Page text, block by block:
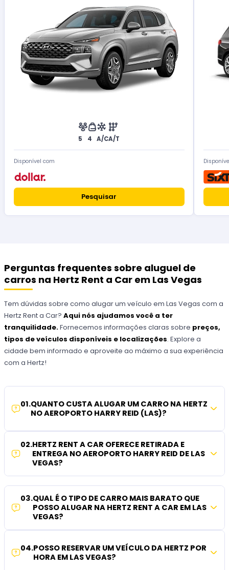
5 4 A/CA/T
Disponível com
Pesquisar
Perguntas frequentes sobre aluguel de
carros na Hertz Rent a Car em Las Vegas
Tem dúvidas sobre como alugar um veículo em Las Vegas com a
Hertz Rent a Car?Aqui nós ajudamos você a ter
tranquilidade.Fornecemos informações claras sobre preços,
tipos de veículos disponíveis e localizações. Explore a
cidade bem informado e aproveite ao máximo a sua experiência
com a Hertz!
01.QUANTO CUSTA ALUGAR UM CARRO NA HERTZ
NO AEROPORTO HARRY REID (LAS)?
02.HERTZ RENT A CAR OFERECE RETIRADA E
ENTREGA NO AEROPORTO HARRY REID DE LAS
VEGAS?
03.QUAL É O TIPO DE CARRO MAIS BARATO QUE
POSSO ALUGAR NA HERTZ RENT A CAR EM LAS
VEGAS?
04.POSSO RESERVAR UM VEÍCULO DA HERTZ POR
HORA EM LAS VEGAS?